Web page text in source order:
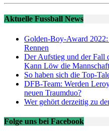
Aktuelle Fussball News
Golden-Boy-Award
Rennen
Der Aufstieg und der Fall
Kann Löw die
So haben sich die Top-
DFB-Team: Werden
neuen Traumduo?
Wer gehört derzeitig zu
Folge uns bei Facebook